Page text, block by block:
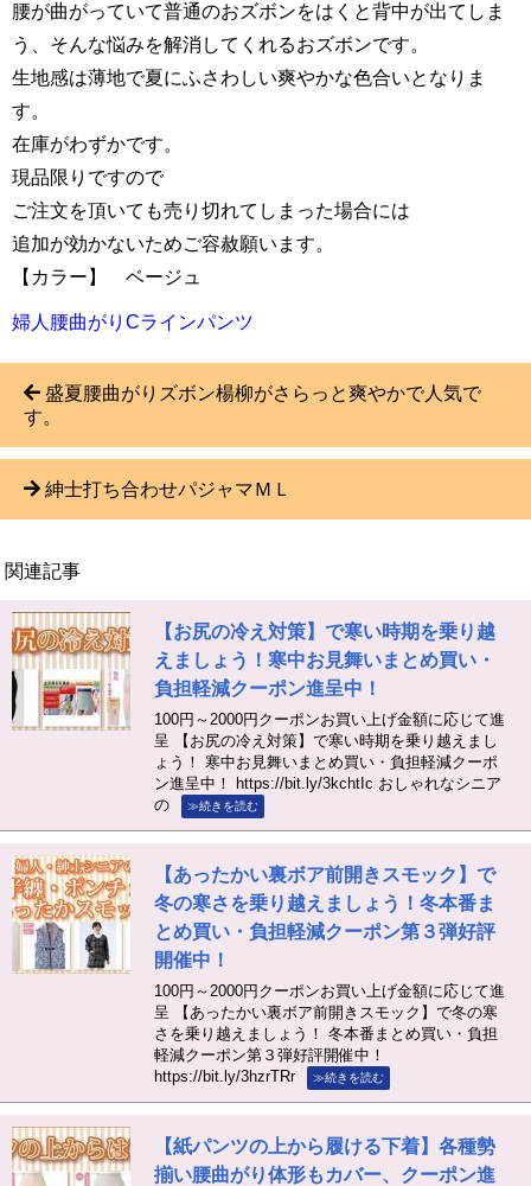
腰が曲がっていて普通のおズボンをはくと背中が出てしま
う、そんな悩みを解消してくれるおズボンです。
生地感は薄地で夏にふさわしい爽やかな色合いとなりま
す。
在庫がわずかです。
現品限りですので
ご注文を頂いても売り切れてしまった場合には
追加が効かないためご容赦願います。
【カラー】 ベージュ
婦人腰曲がりCラインパンツ
盛夏腰曲がりズボン楊柳がさらっと爽やかで人気で
す。
紳士打ち合わせパジャマＭＬ
関連記事
【お尻の冷え対策】で寒い時期を乗り越
えましょう！寒中お見舞いまとめ買い・
負担軽減クーポン進呈中！
100円～2000円クーポンお買い上げ金額に応じて進
呈 【お尻の冷え対策】で寒い時期を乗り越えまし
ょう！ 寒中お見舞いまとめ買い・負担軽減クーポ
ン進呈中！ https://bit.ly/3kchtIc おしゃれなシニア
の
≫続きを読む
【あったかい裏ボア前開きスモック】で
冬の寒さを乗り越えましょう！冬本番ま
とめ買い・負担軽減クーポン第３弾好評
開催中！
100円～2000円クーポンお買い上げ金額に応じて進
呈 【あったかい裏ボア前開きスモック】で冬の寒
さを乗り越えましょう！ 冬本番まとめ買い・負担
軽減クーポン第３弾好評開催中！
https://bit.ly/3hzrTRr
≫続きを読む
【紙パンツの上から履ける下着】各種勢
揃い腰曲がり体形もカバー、クーポン進